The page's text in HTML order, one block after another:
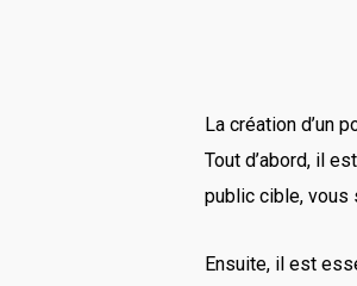
La création d’un
Tout d’abord, il
public cible, vous
Ensuite, il est